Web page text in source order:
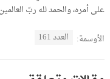
على أمره، والحمد لله ربّ
الأوسمة: العدد 161